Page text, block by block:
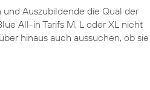
Auszubildende die Qual der
All-in Tarifs M, L oder XL nicht
hinaus auch aussuchen, ob sie